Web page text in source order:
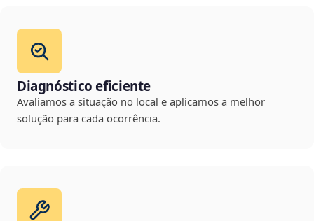
Diagnóstico eficiente
Avaliamos a situação no local e aplicamos a melhor
solução para cada ocorrência.